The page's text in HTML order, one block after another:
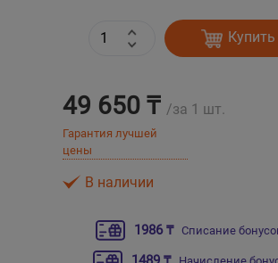
Купить
49 650 ₸ /за 1 шт.
Гарантия лучшей
цены
В наличии
1986 ₸ Списание
Шымкент
Экибастуз